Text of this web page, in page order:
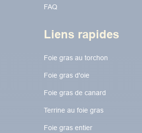
FAQ
Liens rapides
Foie gras au torchon​​​​
Foie gras d'oie
Foie gras de canard
Terrine au foie gras
Foie gras entier